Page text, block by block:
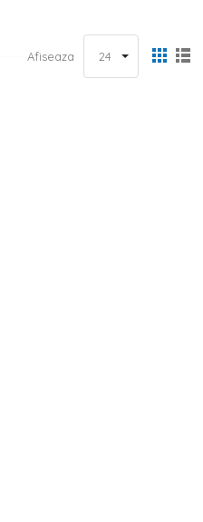
Homelux
vei gasi o multime de
noastre din metale
camera minimalista.
in camera de zi,
Cu flori care au o
pentru a adauga
Afiseaza